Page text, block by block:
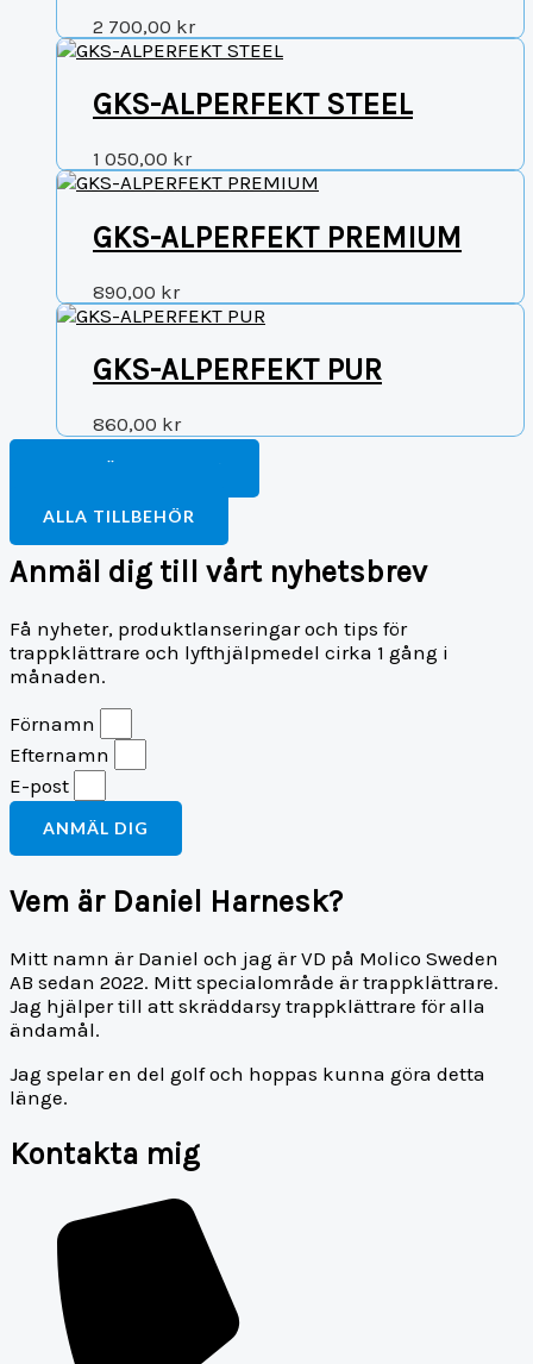
2 700,00 kr
GKS-ALPERFEKT STEEL
1 050,00 kr
GKS-ALPERFEKT PREMIUM
890,00 kr
GKS-ALPERFEKT PUR
860,00 kr
FORTSÄTT HANDLA
ALLA TILLBEHÖR
Anmäl dig till vårt nyhetsbrev
Få nyheter, produktlanseringar och tips för
trappklättrare och lyfthjälpmedel cirka 1 gång i
månaden.
Förnamn
Efternamn
E-post
ANMÄL DIG
Vem är Daniel Harnesk?
Mitt namn är Daniel och jag är VD på Molico Sweden
AB sedan 2022. Mitt specialområde är trappklättrare.
Jag hjälper till att skräddarsy trappklättrare för alla
ändamål.
Jag spelar en del golf och hoppas kunna göra detta
länge.
Kontakta mig